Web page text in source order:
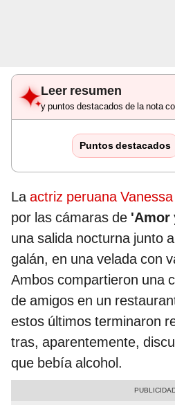
Leer resumen
y puntos destacados de la nota
Puntos destacados
Laactriz peruana
por las cámaras de 'Amor
una salida nocturna junto
galán, en una velada con
Ambos compartieron una
de amigos en un
estos últimos terminaron
tras, aparentemente,
que bebía alcohol.